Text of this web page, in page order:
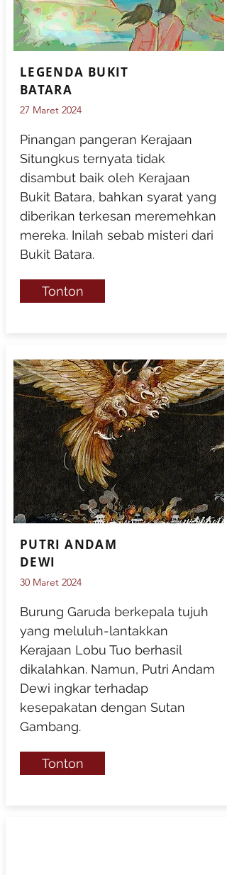
LEGENDA BUKIT
BATARA
27 Maret 2024
Pinangan pangeran Kerajaan
Situngkus ternyata tidak
disambut baik oleh Kerajaan
Bukit Batara, bahkan syarat yang
diberikan terkesan meremehkan
mereka. Inilah sebab misteri dari
Bukit Batara.
Tonton
PUTRI ANDAM
DEWI
30 Maret 2024
Burung Garuda berkepala tujuh
yang meluluh-lantakkan
Kerajaan Lobu Tuo berhasil
dikalahkan. Namun, Putri Andam
Dewi ingkar terhadap
kesepakatan dengan Sutan
Gambang.
Tonton